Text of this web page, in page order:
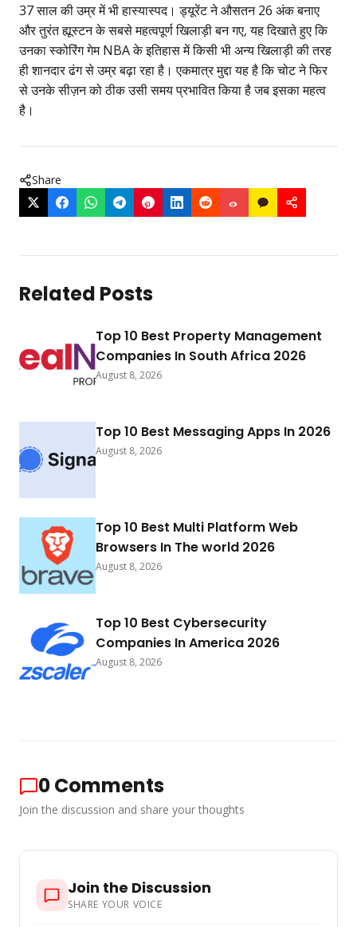
37 साल की उम्र में भी हास्यास्पद। ड्यूरेंट ने औसतन 26 अंक बनाए
और तुरंत ह्यूस्टन के सबसे महत्वपूर्ण खिलाड़ी बन गए, यह दिखाते हुए कि
उनका स्कोरिंग गेम NBA के इतिहास में किसी भी अन्य खिलाड़ी की तरह
ही शानदार ढंग से उम्र बढ़ा रहा है। एकमात्र मुद्दा यह है कि चोट ने फिर
से उनके सीज़न को ठीक उसी समय प्रभावित किया है जब इसका महत्व
है।
Share
Related Posts
Top 10 Best Property Management
Companies In South Africa 2026
August 8, 2026
Top 10 Best Messaging Apps In 2026
August 8, 2026
Top 10 Best Multi Platform Web
Browsers In The world 2026
August 8, 2026
Top 10 Best Cybersecurity
Companies In America 2026
August 8, 2026
0Comments
Join the discussion and share your thoughts
Join the Discussion
SHARE YOUR VOICE